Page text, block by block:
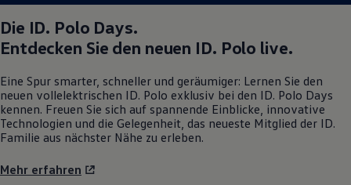
Die ID. Polo Days.
Entdecken Sie den neuen ID. Polo live.
Eine Spur smarter, schneller und geräumiger: Lernen Sie den
neuen vollelektrischen ID. Polo exklusiv bei den ID. Polo Days
kennen. Freuen Sie sich auf spannende Einblicke, innovative
Technologien und die Gelegenheit, das neueste Mitglied der ID.
Familie aus nächster Nähe zu erleben.
Mehr erfahren